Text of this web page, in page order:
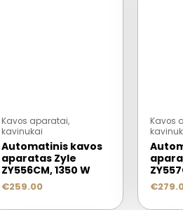
Kavos aparatai,
kavinukai
Automatinis kavos
aparatas Zyle
ZY556CM, 1350 W
€259.00
Kavos
€